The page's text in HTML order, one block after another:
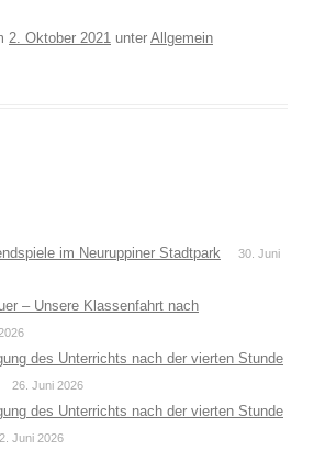
2. Oktober 2021 unter Allgemein
im Neuruppiner Stadtpark
30. Juni
– Unsere Klassenfahrt nach
des Unterrichts nach der vierten Stunde
26. Juni 2026
des Unterrichts nach der vierten Stunde
Juni 2026